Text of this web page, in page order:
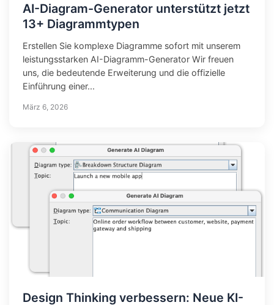
AI-Diagram-Generator unterstützt jetzt
13+ Diagrammtypen
Erstellen Sie komplexe Diagramme sofort mit unserem
leistungsstarken AI-Diagramm-Generator Wir freuen
uns, die bedeutende Erweiterung und die offizielle
Einführung einer...
März 6, 2026
Design Thinking verbessern: Neue KI-